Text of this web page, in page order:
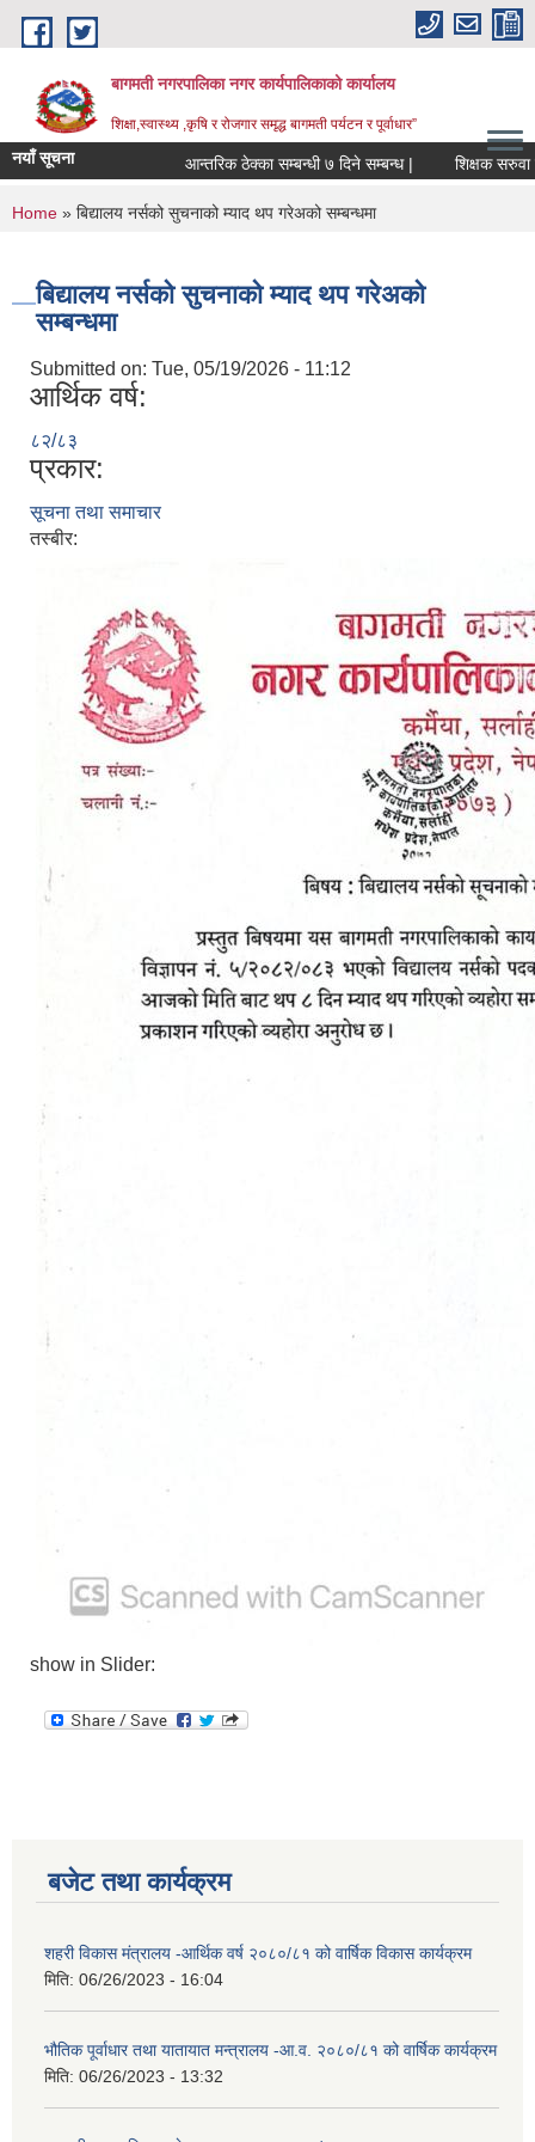
Skip to main content
बागमती नगरपालिका नगर कार्यपालिकाको कार्यालय
शिक्षा,स्वास्थ्य ,कृषि र रोजगार समृद्ध बागमती पर्यटन र पूर्वाधार”
नयाँ सूचना आन्तरिक ठेक्का सम्बन्धी ७ दिने सम्बन्ध |
You are here
Home » बिद्यालय नर्सको सुचनाको म्याद थप गरेअको सम्बन्धमा
बिद्यालय नर्सको सुचनाको म्याद थप गरेअको
सम्बन्धमा
Submitted on: Tue, 05/19/2026 - 11:12
आर्थिक वर्ष:
८२/८३
प्रकार:
सूचना तथा समाचार
तस्बीर:
show in Slider:
बजेट तथा कार्यक्रम
शहरी विकास मंत्रालय -आर्थिक वर्ष २०८०/८१ को वार्षिक विकास कार्यक्रम
मिति: 06/26/2023 - 16:04
भौतिक पूर्वाधार तथा यातायात मन्त्रालय -आ.व. २०८०/८१ को वार्षिक कार्यक्रम
मिति: 06/26/2023 - 13:32